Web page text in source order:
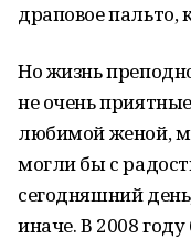
драповое пальто,
Но жизнь
не очень
любимой женой,
могли бы с
сегодняшний
иначе. В 2008